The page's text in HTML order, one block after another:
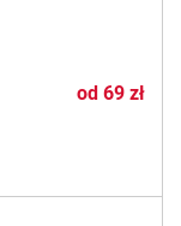
od 69 zł